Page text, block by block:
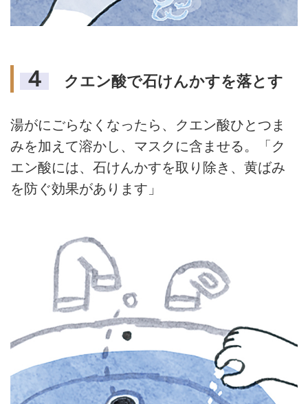
４ クエン酸で石けんかすを落とす
湯がにごらなくなったら、クエン酸ひとつま
みを加えて溶かし、マスクに含ませる。「ク
エン酸には、石けんかすを取り除き、黄ばみ
を防ぐ効果があります」